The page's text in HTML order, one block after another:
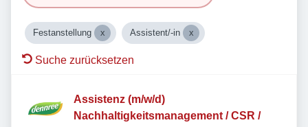
Festanstellung Assistent/-in
Suche zurücksetzen
Assistenz (m/w/d)
Nachhaltigkeitsmanagement / CSR /